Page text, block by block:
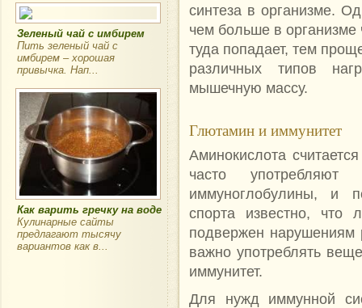
Зеленый чай с имбирем
Пить зеленый чай с
имбирем – хорошая
привычка. Нап...
Как варить гречку на воде
Кулинарные сайты
предлагают тысячу
вариантов как в...
синтеза в организме.
чем больше в организме
туда попадает, тем
различных типов
мышечную массу.
Глютамин и иммунитет
Аминокислота
часто
иммуноглобулины, и
спорта известно, что
подвержен нарушениям
важно употреблять
иммунитет.
Для нужд иммунной